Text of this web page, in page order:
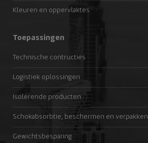
Kleuren en oppervlaktes
Toepassingen
Technische contructies
Logistiek oplossingen
Isolerende producten
Schokabsorbtie, beschermen en verpakken
Gewichtsbesparing